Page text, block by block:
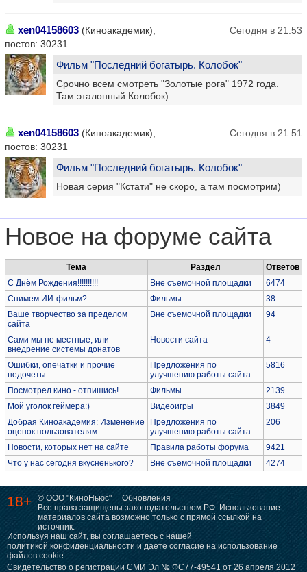
xen04158603 (Киноакадемик),
постов: 30231
Сегодня в 21:53
Фильм "Последний богатырь. Колобок"
Срочно всем смотреть "Золотые рога" 1972 года.
Там эталонный Колобок)
xen04158603 (Киноакадемик),
постов: 30231
Сегодня в 21:51
Фильм "Последний богатырь. Колобок"
Новая серия "Кстати" не скоро, а там посмотрим)
Новое на форуме сайта
Тема Раздел
Ответов
С Днём Рождения!!!!!!!!!!
Вне съемочной площадки
6474
Снимем ИИ-фильм?
Фильмы
38
Ваше творчество за пределом
сайта
Вне съемочной площадки 94
Сами мы не местные, или
внедрение системы донатов
Новости сайта 4
Ошибки, опечатки и прочие
недочеты
Предложения по
улучшению работы сайта
5816
Посмотрел кино - отпишись! Фильмы
2139
Мой уголок геймера:)
Видеоигры
3849
Добрая Киноакадемия: Изменение
оценок пользователям
Предложения по
улучшению работы сайта
206
Новости, которых нет на сайте Правила работы форума
9421
Что у нас сегодня вкусненького?
Вне съемочной площадки 4274
18+ © ООО "КиноНьюс"
Обновления
Все права защищены законодательством РФ. Использование
материалов сайта возможно только с прямой ссылкой на
источник.
Используя наш сайт, вы соглашаетесь с нашей
политикой конфиденциальности и даете согласие на использование
файлов cookie.
Свидетельство о регистрации СМИ Эл № ФС77-49541 от 26 апреля 2012